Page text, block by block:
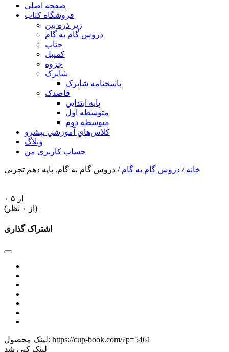
صفحه اصلی
فروشگاه کتاب
زیر ذره بین
دروس گام به گام
جتاب
کمپبل
جزوه
شاپرک
پاسخنامه شاپرک
قاصدک
پايه ابتدايي
متوسطه اول
متوسطه دوم
كلاس‌هاي آموزشي پيشرو
وبلاگ
حساب کاربری من
خانه / دروس گام به گام / دروس گام به گام. پایه دهم تجربي
۰ از ۵
(از ۰ نظر)
اشتراک گذاری
لینک محصول: https://cup-book.com/?p=5461
لینک کپی شد